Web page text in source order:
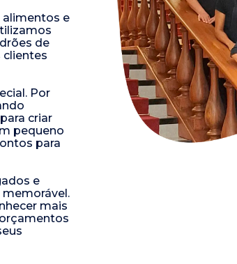
alimentos e
de
clientes
Por
criar
pequeno
para
e
mais